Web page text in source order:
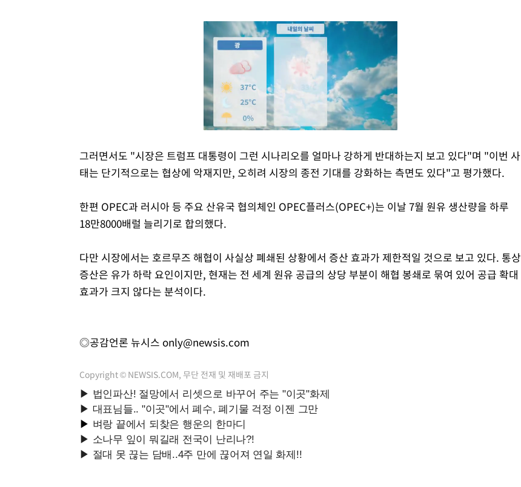
Mute
그러면서도 "시장은 트럼프 대통령이 그런 시나리오를 얼마나 강하게 반대하는지 보고 있다"며 "이번 사
태는 단기적으로는 협상에 악재지만, 오히려 시장의 종전 기대를 강화하는 측면도 있다"고 평가했다.
한편 OPEC과 러시아 등 주요 산유국 협의체인 OPEC플러스(OPEC+)는 이날 7월 원유 생산량을 하루
18만8000배럴 늘리기로 합의했다.
다만 시장에서는 호르무즈 해협이 사실상 폐쇄된 상황에서 증산 효과가 제한적일 것으로 보고 있다. 통상
증산은 유가 하락 요인이지만, 현재는 전 세계 원유 공급의 상당 부분이 해협 봉쇄로 묶여 있어 공급 확대
효과가 크지 않다는 분석이다.
◎공감언론 뉴시스 only@newsis.com
Copyright © NEWSIS.COM, 무단 전재 및 재배포 금지